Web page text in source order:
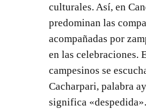
culturales. Así, en
predominan las
acompañadas por
en las celebraciones.
campesinos se
Cacharpari, palabra
significa «despedida».